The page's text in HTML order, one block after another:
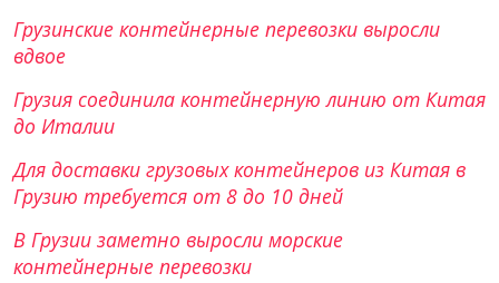
Грузинские контейнерные перевозки выросли
вдвое
Грузия соединила контейнерную линию от Китая
до Италии
Для доставки грузовых контейнеров из Китая в
Грузию требуется от 8 до 10 дней
В Грузии заметно выросли морские
контейнерные перевозки